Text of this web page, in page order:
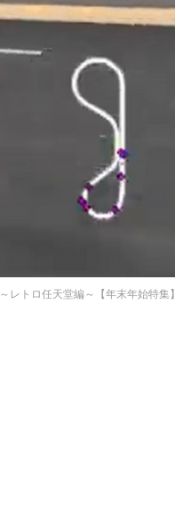
トロ任天堂編～【年末年始特集】